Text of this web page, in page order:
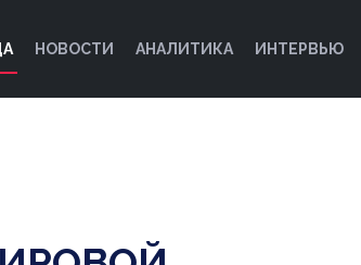
НОВОСТИ АНАЛИТИКА ИНТЕРВЬЮ